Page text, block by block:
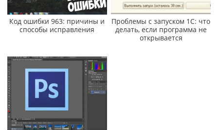
Код ошибки 963: причины и
способы исправления
Проблемы с запуском 1С: что
делать, если программа не
открывается